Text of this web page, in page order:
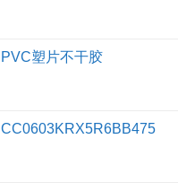
PVC塑片不干胶
CC0603KRX5R6BB475